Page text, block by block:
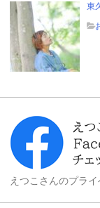
東
えつこさんのプラ